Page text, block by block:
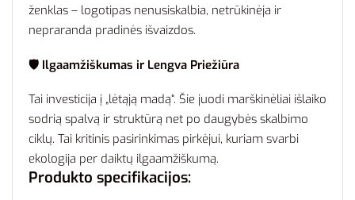
ženklas – logotipas nenusiskalbia, netrūkinėja ir
nepraranda pradinės išvaizdos.
🛡️ Ilgaamžiškumas ir Lengva Priežiūra
Tai investicija į „lėtąją madą“. Šie juodi marškinėliai išlaiko
sodrią spalvą ir struktūrą net po daugybės skalbimo
ciklų. Tai kritinis pasirinkimas pirkėjui, kuriam svarbi
ekologija per daiktų ilgaamžiškumą.
Produkto specifikacijos: